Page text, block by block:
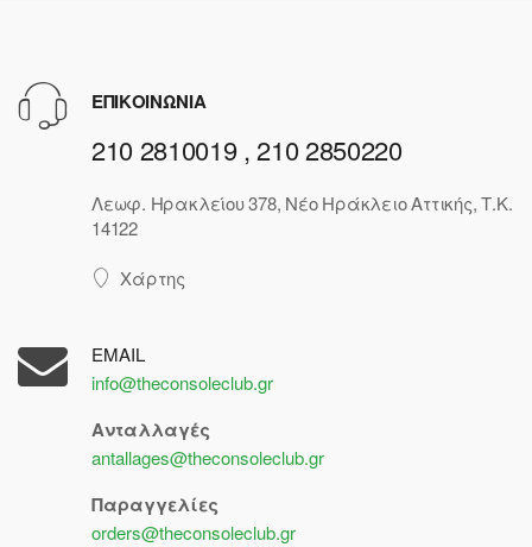
ΕΠΙΚΟΙΝΩΝΙΑ
210 2810019 , 210 2850220
Λεωφ. Ηρακλείου 378, Νέο Ηράκλειο Αττικής, Τ.Κ.
14122
Χάρτης
EMAIL
info@theconsoleclub.gr
Ανταλλαγές
antallages@theconsoleclub.gr
Παραγγελίες
orders@theconsoleclub.gr